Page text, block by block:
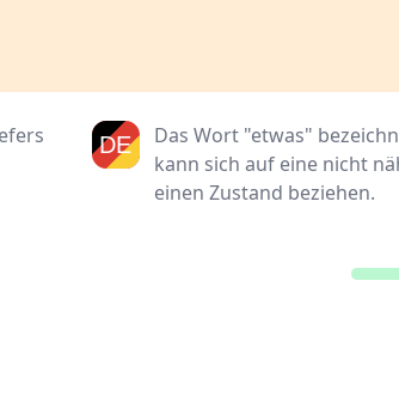
Das Wort "etwas"
kann sich auf eine nicht
einen Zustand beziehen.